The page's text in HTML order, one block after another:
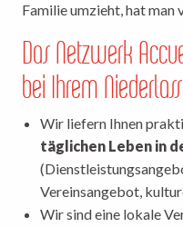
Familie umzieht, hat man
Das Netzwerk
bei Ihrem
Wir liefern Ihnen
täglichen Leben in
Vereinsangebot,
Wir sind eine lokale